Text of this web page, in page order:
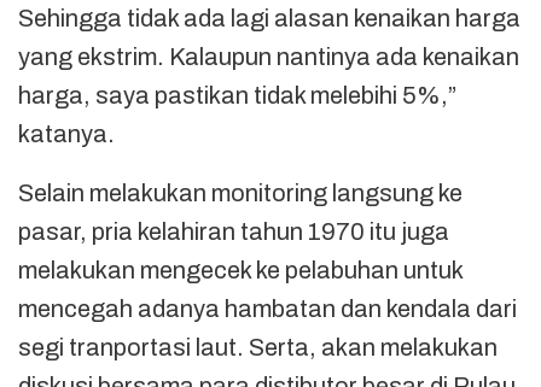
Sehingga tidak ada lagi alasan kenaikan harga
yang ekstrim. Kalaupun nantinya ada kenaikan
harga, saya pastikan tidak melebihi 5%,”
katanya.
Selain melakukan monitoring langsung ke
pasar, pria kelahiran tahun 1970 itu juga
melakukan mengecek ke pelabuhan untuk
mencegah adanya hambatan dan kendala dari
segi tranportasi laut. Serta, akan melakukan